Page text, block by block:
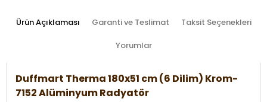
Ürün Açıklaması Garanti ve Teslimat Taksit Seçenekleri
Yorumlar
Duffmart Therma 180x51 cm (6 Dilim) Krom-
7152 Alüminyum Radyatör